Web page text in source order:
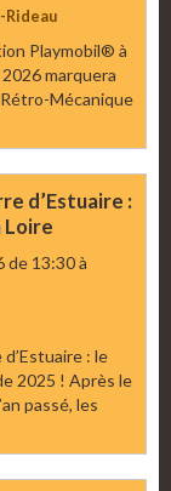
Rideau
Playmobil® à
marquera
Mécanique
d’Estuaire :
Loire
de 13:30à
: le
2025 ! Après le
passé, les